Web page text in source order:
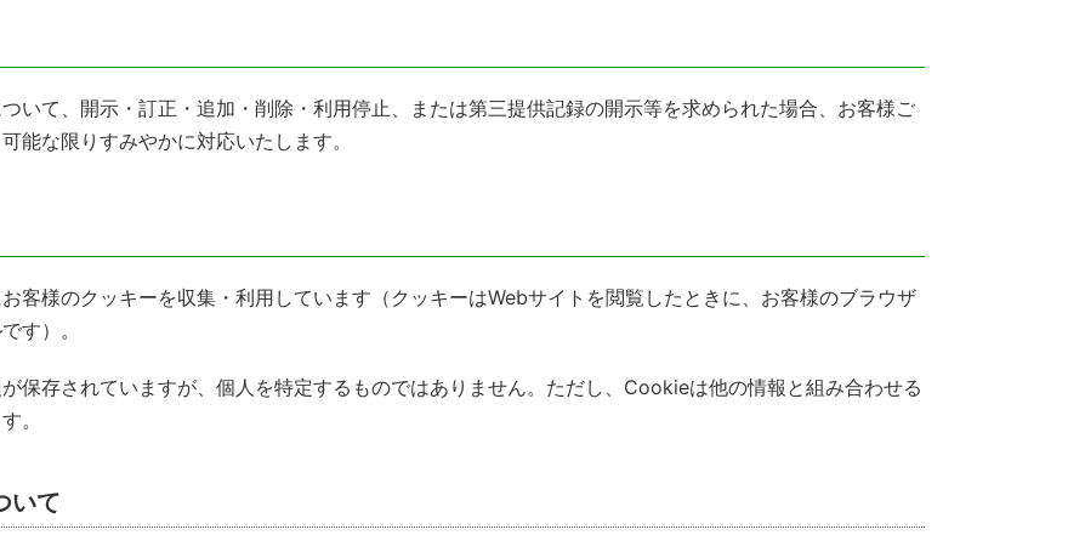
いて、開示・訂正・追加・削除・利用停止、または第三提供記録の開示等を求められた場合、お客様ご
能な限りすみやかに対応いたします。
客様のクッキーを収集・利用しています（クッキーはWebサイトを閲覧したときに、お客様のブラウザ
す）。
保存されていますが、個人を特定するものではありません。ただし、Cookieは他の情報と組み合わせる
。
いて